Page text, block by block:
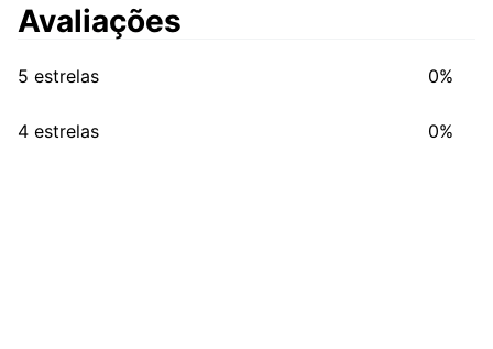
Avaliações
5 estrelas 0%
4 estrelas 0%